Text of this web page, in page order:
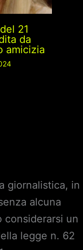
21
da
amicizia
giornalistica, in
alcuna
un
legge n. 62